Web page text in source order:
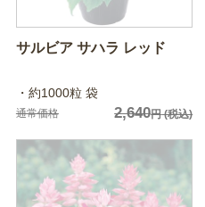
サルビア サハラ レッド
・約1000粒 袋
通常価格 2,640円(税込)